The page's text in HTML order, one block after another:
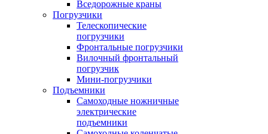
Вcедорожные краны
Погрузчики
Телескопические
погрузчики
Фронтальные погрузчики
Вилочный фронтальный
погрузчик
Мини-погрузчики
Подъемники
Самоходные ножничные
электрические
подъемники